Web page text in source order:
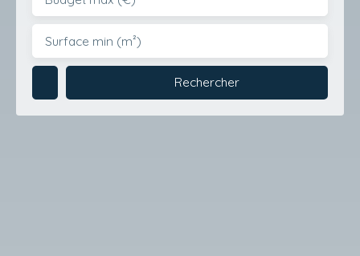
Surface min (m²)
Rechercher